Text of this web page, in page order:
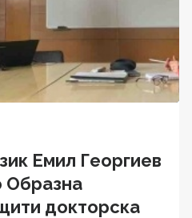
Емил Георгиев
Образна
докторска